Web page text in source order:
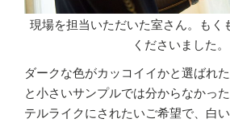
現場を担当いただいた室さん。もく
くださいました。
ダークな色がカッコイイかと選ばれ
と小さいサンプルでは分からなかっ
テルライクにされたいご希望で、白